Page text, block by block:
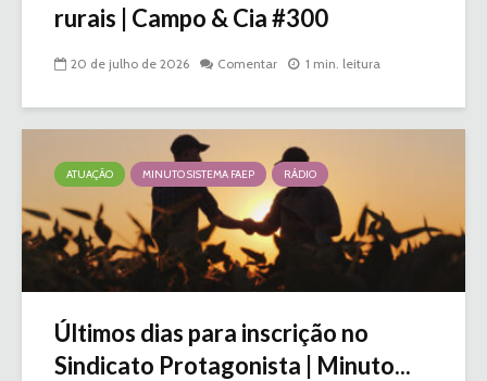
rurais | Campo & Cia #300
20 de julho de 2026 Comentar 1 min. leitura
ATUAÇÃO MINUTO SISTEMA FAEP RÁDIO
Últimos dias para inscrição no
Sindicato Protagonista | Minuto...